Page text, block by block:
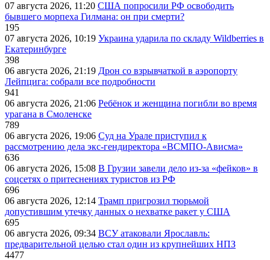
07 августа 2026, 11:20 США попросили РФ освободить
бывшего морпеха Гилмана: он при смерти?
195
07 августа 2026, 10:19 Украина ударила по складу Wildberries в
Екатеринбурге
398
06 августа 2026, 21:19 Дрон со взрывчаткой в аэропорту
Лейпцига: собрали все подробности
941
06 августа 2026, 21:06 Ребёнок и женщина погибли во время
урагана в Смоленске
789
06 августа 2026, 19:06 Суд на Урале приступил к
рассмотрению дела экс-гендиректора «ВСМПО-Ависма»
636
06 августа 2026, 15:08 В Грузии завели дело из-за «фейков» в
соцсетях о притеснениях туристов из РФ
696
06 августа 2026, 12:14 Трамп пригрозил тюрьмой
допустившим утечку данных о нехватке ракет у США
695
06 августа 2026, 09:34 ВСУ атаковали Ярославль:
предварительной целью стал один из крупнейших НПЗ
4477